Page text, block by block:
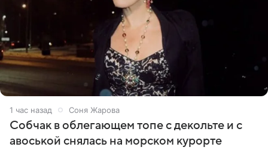
1 час назад Соня Жарова
Собчак в облегающем топе с декольте и с
авоськой снялась на морском курорте